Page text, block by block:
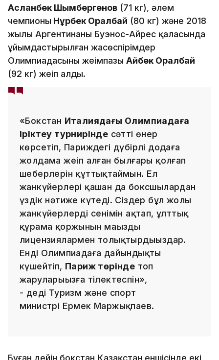
Асланбек Шымбергенов (71 кг), әлем
чемпионы Нұрбек Оралбай (80 кг) және 2018
жылы Аргентинаның Буэнос-Айрес қаласында
ұйымдастырылған жасөспірімдер
Олимпиадасының жеңімпазы Айбек Оралбай
(92 кг) жеңіп алды.
«Бокстан Италиядағы Олимпиадаға
іріктеу турнирінде сәтті өнер
көрсетіп, Париждегі дүбірлі додаға
жолдама жеңіп алған былғары қолғап
шеберлерін құттықтаймын. Ел
жанкүйерлері қашан да боксшылардан
үздік нәтиже күтеді. Сіздер бұл жолы
жанкүйерлердің сенімін ақтап, ұлттық
құрама қоржынын маңызды
лицензиялармен толықтырдыңыздар.
Енді Олимпиадаға дайындықты
күшейтіп, Париж төрінде топ
жаруларыңызға тілектеспін»,
- деді Туризм жəне спорт
министрі Ермек Маржықпаев.
Бұған дейін бокстан Қазақстан еншісінде екі